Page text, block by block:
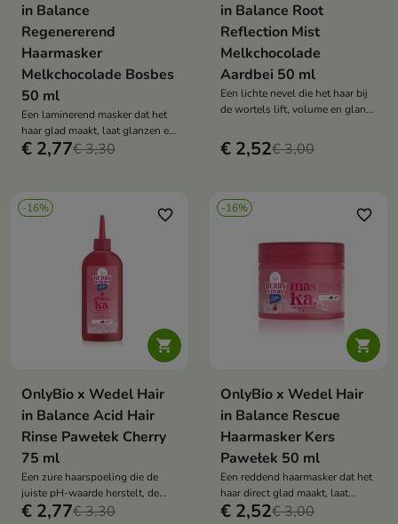
in Balance
Regenererend
Haarmasker
Melkchocolade Bosbes
50 ml
Een laminerend masker dat het
haar glad maakt, laat glanzen en
beschermt, en het omhult met de
€ 2,77€ 3,30
in Balance Root
Reflection Mist
Melkchocolade
Aardbei 50 ml
Een lichte nevel die het haar bij
de wortels lift, volume en glans
de geur van aardbeienchocolade.
€ 2,52€ 3,00
-16%

favorite_border
OnlyBio x Wedel Hair
in Balance Acid Hair
Rinse Pawełek Cherry
75 ml
Een zure haarspoeling die de
juiste pH-waarde herstelt, de
haarschubben sluit en een
€ 2,77€ 3,30
-16%

favorite_border
OnlyBio x Wedel Hair
in Balance Rescue
Haarmasker Kers
Pawełek 50 ml
Een reddend haarmasker dat het
haar direct glad maakt, laat
glanzen en een zwevend effect
€ 2,52€ 3,00